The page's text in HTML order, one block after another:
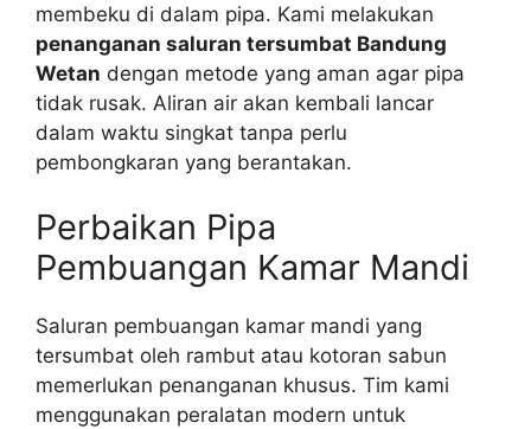
membeku di dalam pipa. Kami melakukan
penanganan saluran tersumbat Bandung
Wetan dengan metode yang aman agar pipa
tidak rusak. Aliran air akan kembali lancar
dalam waktu singkat tanpa perlu
pembongkaran yang berantakan.
Perbaikan Pipa
Pembuangan Kamar Mandi
Saluran pembuangan kamar mandi yang
tersumbat oleh rambut atau kotoran sabun
memerlukan penanganan khusus. Tim kami
menggunakan peralatan modern untuk